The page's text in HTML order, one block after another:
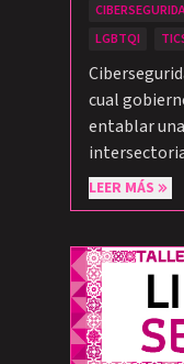
LGBTQI
cual
entablar
LEER MÁS